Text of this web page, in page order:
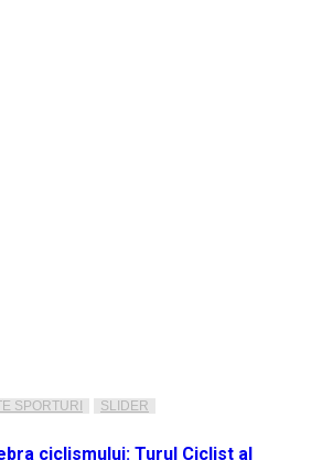
SPORTURI SLIDER
ciclismului: Turul Ciclist al